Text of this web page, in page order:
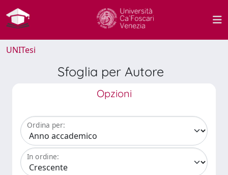
UNITesi
Sfoglia per Autore
Opzioni
Ordina per:
In ordine: